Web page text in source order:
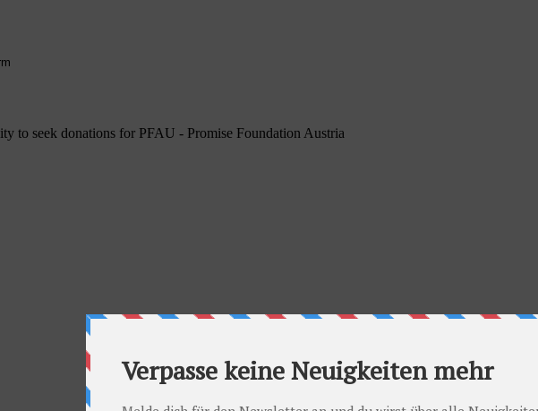
to seek donations for PFAU - Promise Foundation Austria